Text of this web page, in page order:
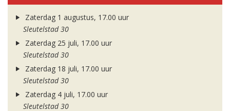
Zaterdag 1 augustus, 17.00 uur
Sleutelstad 30
Zaterdag 25 juli, 17.00 uur
Sleutelstad 30
Zaterdag 18 juli, 17.00 uur
Sleutelstad 30
Zaterdag 4 juli, 17.00 uur
Sleutelstad 30